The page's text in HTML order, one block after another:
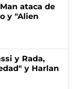
ataca de
y "Alien
y Rada,
y Harlan